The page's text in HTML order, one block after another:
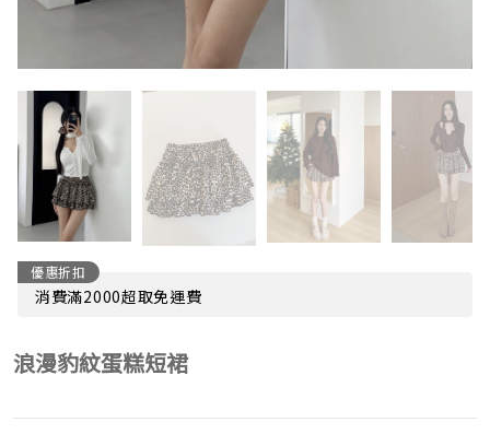
優惠折扣
消費滿2000超取免運費
浪漫豹紋蛋糕短裙